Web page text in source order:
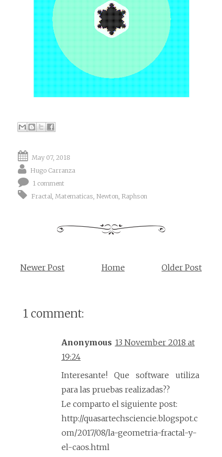
May 07, 2018
Hugo Carranza
1 comment
Fractal, Matematicas, Newton, Raphson
Newer Post Older Post
Home
1 comment:
Anonymous 13 November 2018 at
19:24
Interesante! Que software utiliza
para las pruebas realizadas??
Le comparto el siguiente post:
http://quasartechsciencie.blogspot.c
om/2017/08/la-geometria-fractal-y-
el-caos.html